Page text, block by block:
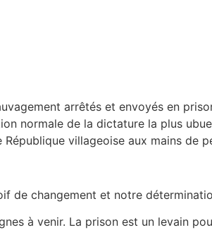
arrêtés et envoyés en
normale de la dictature la plus
République villageoise aux mains de
de changement et notre
à venir. La prison est un levain